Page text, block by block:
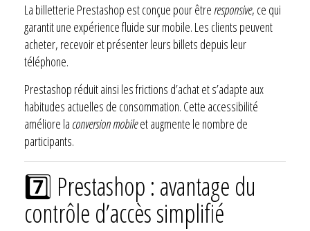
La billetterie Prestashop est conçue pour être responsive, ce qui
garantit une expérience fluide sur mobile. Les clients peuvent
acheter, recevoir et présenter leurs billets depuis leur
téléphone.
Prestashop réduit ainsi les frictions d’achat et s’adapte aux
habitudes actuelles de consommation. Cette accessibilité
améliore la conversion mobileet augmente le nombre de
participants.
7️⃣ Prestashop : avantage du
contrôle d’accès simplifié